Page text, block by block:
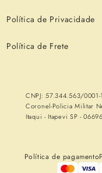
Política de Privacidade
Política de Frete
CNPJ: 57.344.563/0001-
Coronel-Policia Militar
Itaqui - Itapevi SP -
Política de pagamento